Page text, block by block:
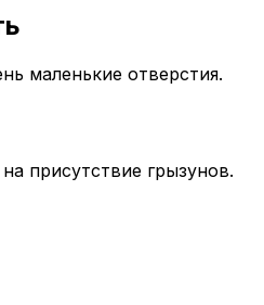
маленькие отверстия.
присутствие грызунов.